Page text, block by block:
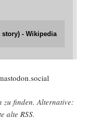
- Wikipedia
zu fin­den. Alter­na­ti­ve:
alte RSS.